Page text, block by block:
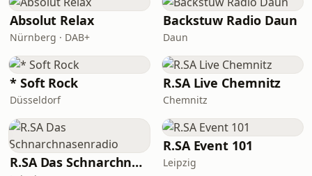
Absolut Relax
Nürnberg · DAB+
Backstuw Radio Daun
Daun
* Soft Rock
Düsseldorf
R.SA Live Chemnitz
Chemnitz
R.SA Das Schnarchnasenradio
R.SA Event 101
Leipzig